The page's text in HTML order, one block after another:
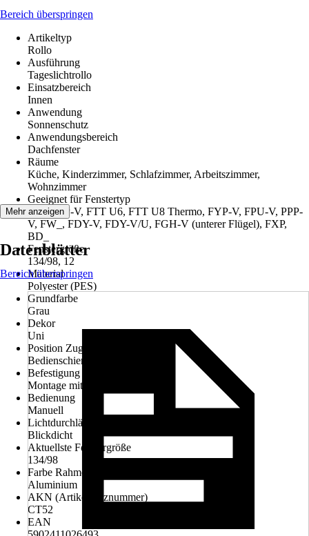
Bereich überspringen
Artikeltyp
Rollo
Ausführung
Tageslichtrollo
Einsatzbereich
Innen
Anwendung
Sonnenschutz
Anwendungsbereich
Dachfenster
Räume
Küche, Kinderzimmer, Schlafzimmer, Arbeitszimmer,
Wohnzimmer
Geeignet für Fenstertyp
FTP, PTP-V, FTT U6, FTT U8 Thermo, FYP-V, FPU-V, PPP-
V, FW_, FDY-V, FDY-V/U, FGH-V (unterer Flügel), FXP,
BD_
Fenstergröße
134/98, 12
Material
Polyester (PES)
Grundfarbe
Grau
Dekor
Uni
Position Zugvorrichtung
Bedienschiene
Befestigung
Montage mit Seitenführung
Bedienung
Manuell
Lichtdurchlässigkeit
Blickdicht
Aktuellste Fenstergröße
134/98
Farbe Rahmen
Aluminium
AKN (Artikelkurznummer)
CT52
EAN
Mehr anzeigen
Datenblätter
Bereich überspringen